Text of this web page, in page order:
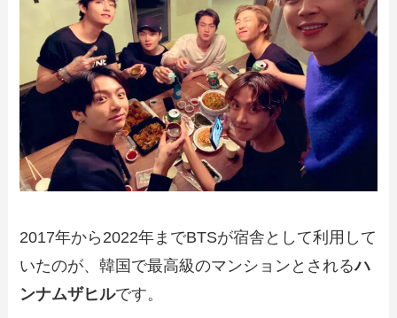
2017年から2022年までBTSが宿舎として利用して
いたのが、韓国で最高級のマンションとされるハ
ンナムザヒルです。